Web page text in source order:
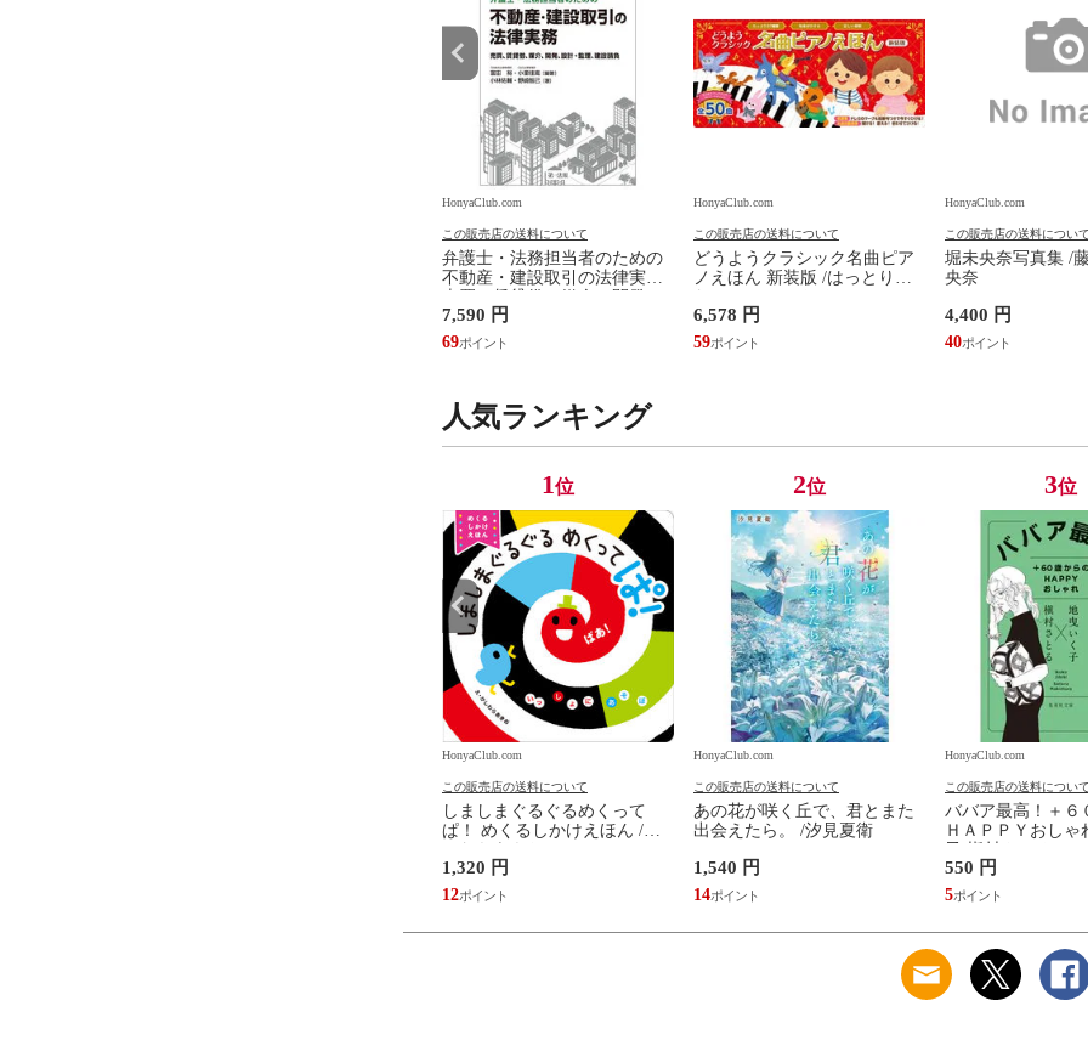
HonyaClub.com
この販売店の送料について
弁護士・法務担当者のための
不動産・建設取引の法律実務
設計・監理、建設請負 第２版
/富田裕 小里佳嵩
7,590 円
69
HonyaClub.com
この販売店の送料について
どうようクラシック名曲ピア
ノえほん 新装版 /はっとりな
ワコ
6,578 円
59
HonyaClub.com
この販売店の送料につい
堀未央奈写真集 /
央奈
4,400 円
40
人気ランキング
1位
HonyaClub.com
この販売店の送料について
しましまぐるぐるめくって
ぱ！ めくるしかけえほん /か
1,320 円
12
2位
HonyaClub.com
この販売店の送料について
あの花が咲く丘で、君とまた
出会えたら。 /汐見夏衛
1,540 円
14
3位
HonyaClub.com
この販売店の送料につい
ババア最高！＋６
ＨＡＰＰＹおしゃ
550 円
5